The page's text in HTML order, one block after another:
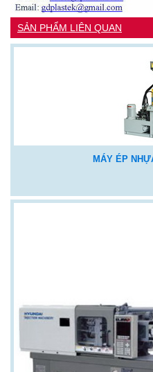
SẢN PHẨM LIÊN QUAN
MÁY ÉP